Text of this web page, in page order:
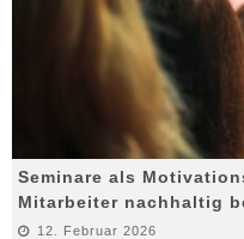
Seminare als
Mitarbeiter nachhaltig
12. Februar 2026